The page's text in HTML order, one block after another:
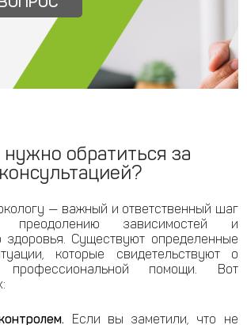
нужно обратиться за
консультацией?
— важный и ответственный шаг
зависимостей и
здоровья. Существуют определенные
которые свидетельствуют о
профессиональной помощи. Вот
Если вы заметили, что не